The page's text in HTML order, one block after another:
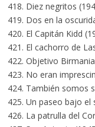
418. Diez negritos
419. Dos en la
420. El Capitán Kidd
421. El cachorro de
422. Objetivo
423. No eran
424. También somos
425. Un paseo bajo el
426. La patrulla del